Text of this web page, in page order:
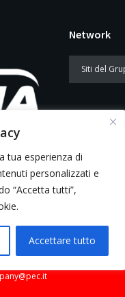
tua esperienza di
personalizzati e
“Accetta tutti”,
Accettare tutto
D.L.
Network
Gianluca | Sede